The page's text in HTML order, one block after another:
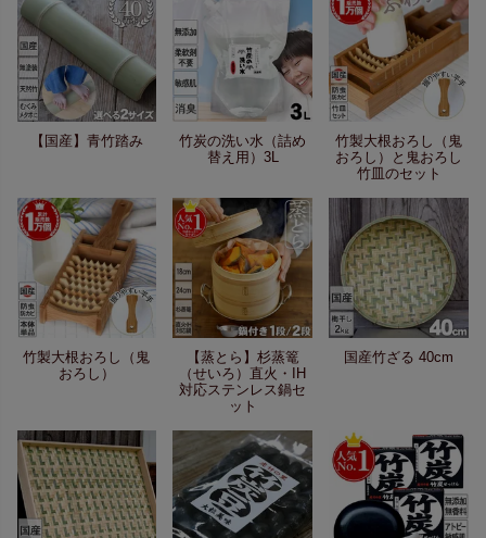
【国産】青竹踏み
竹炭の洗い水（詰め
替え用）3L
竹製大根おろし（鬼
おろし）と鬼おろし
竹皿のセット
竹製大根おろし（鬼
おろし）
【蒸とら】杉蒸篭
（せいろ）直火・IH
対応ステンレス鍋セ
ット
国産竹ざる 40cm